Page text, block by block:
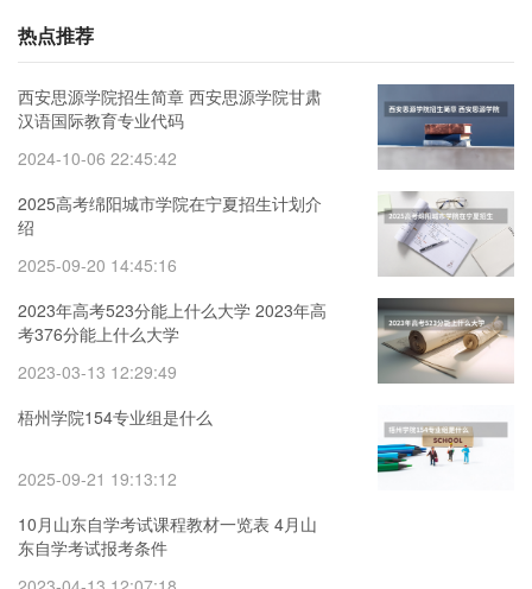
热点推荐
西安思源学院招生简章 西安思源学院甘肃
汉语国际教育专业代码
2024-10-06 22:45:42
2025高考绵阳城市学院在宁夏招生计划介
绍
2025-09-20 14:45:16
2023年高考523分能上什么大学 2023年高
考376分能上什么大学
2023-03-13 12:29:49
梧州学院154专业组是什么
2025-09-21 19:13:12
10月山东自学考试课程教材一览表 4月山
东自学考试报考条件